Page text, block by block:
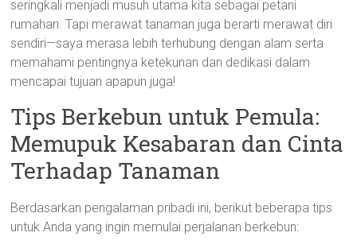
seringkali menjadi musuh utama kita sebagai petani
rumahan. Tapi merawat tanaman juga berarti merawat diri
sendiri—saya merasa lebih terhubung dengan alam serta
memahami pentingnya ketekunan dan dedikasi dalam
mencapai tujuan apapun juga!
Tips Berkebun untuk Pemula:
Memupuk Kesabaran dan Cinta
Terhadap Tanaman
Berdasarkan pengalaman pribadi ini, berikut beberapa tips
untuk Anda yang ingin memulai perjalanan berkebun: